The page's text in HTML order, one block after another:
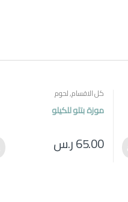
كل الاقسام,لحوم
موزة بتلو للكيلو
65.00ر.س